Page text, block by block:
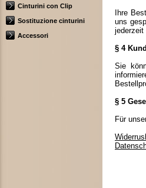
Cinturini con Clip
Sostituzione cinturini
Accessori
Ihre
uns
jederzeit
§ 4
Sie
§ 5
Für